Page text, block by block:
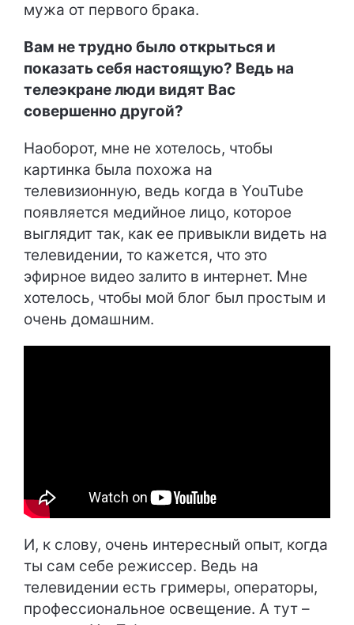
мужа от первого брака.
Вам не трудно было открыться и
показать себя настоящую? Ведь на
телеэкране люди видят Вас
совершенно другой?
Наоборот, мне не хотелось, чтобы
картинка была похожа на
телевизионную, ведь когда в YouTube
появляется медийное лицо, которое
выглядит так, как ее привыкли видеть на
телевидении, то кажется, что это
эфирное видео залито в интернет. Мне
хотелось, чтобы мой блог был простым и
очень домашним.
И, к слову, очень интересный опыт, когда
ты сам себе режиссер. Ведь на
телевидении есть гримеры, операторы,
профессиональное освещение. А тут –